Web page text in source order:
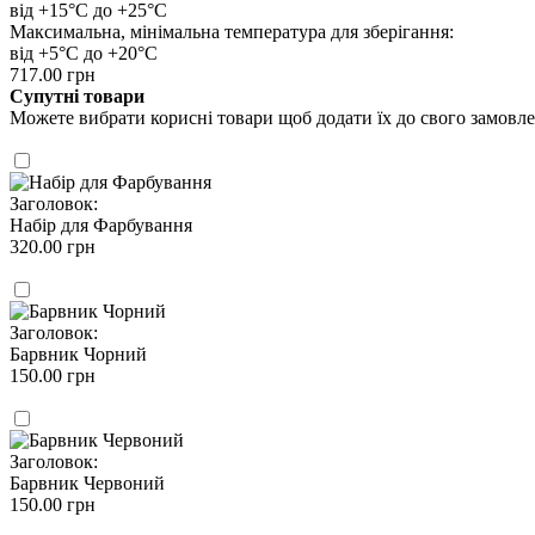
від +15°С до +25°С
Максимальна, мінімальна температура для зберігання:
від +5°С до +20°С
717.00 грн
Супутні товари
Можете вибрати корисні товари щоб додати їх до свого
Заголовок:
Набір для Фарбування
320.00 грн
Заголовок:
Барвник Чорний
150.00 грн
Заголовок:
Барвник Червоний
150.00 грн